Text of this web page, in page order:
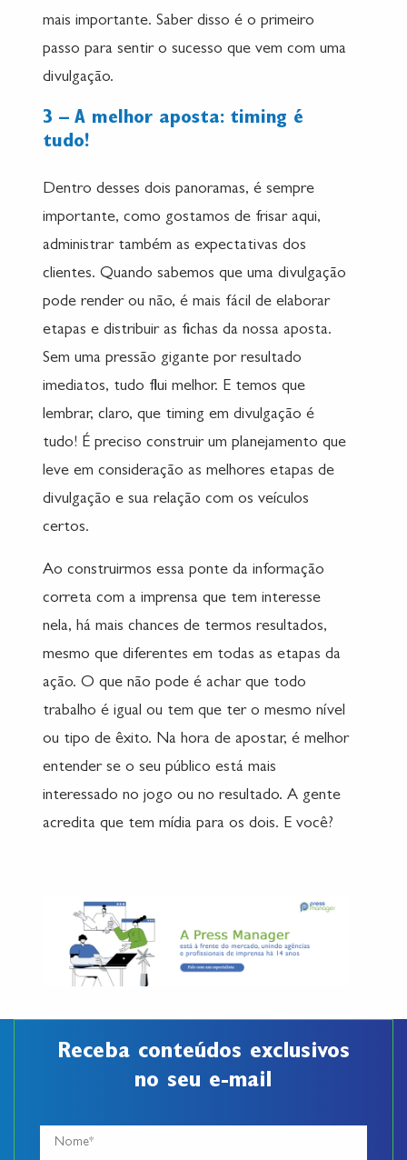
mais importante. Saber disso é o primeiro
passo para sentir o sucesso que vem com uma
divulgação.
3 – A melhor aposta: timing é
tudo!
Dentro desses dois panoramas, é sempre
importante, como gostamos de frisar aqui,
administrar também as expectativas dos
clientes. Quando sabemos que uma divulgação
pode render ou não, é mais fácil de elaborar
etapas e distribuir as fichas da nossa aposta.
Sem uma pressão gigante por resultado
imediatos, tudo flui melhor. E temos que
lembrar, claro, que timing em divulgação é
tudo! É preciso construir um planejamento que
leve em consideração as melhores etapas de
divulgação e sua relação com os veículos
certos.
Ao construirmos essa ponte da informação
correta com a imprensa que tem interesse
nela, há mais chances de termos resultados,
mesmo que diferentes em todas as etapas da
ação. O que não pode é achar que todo
trabalho é igual ou tem que ter o mesmo nível
ou tipo de êxito. Na hora de apostar, é melhor
entender se o seu público está mais
interessado no jogo ou no resultado. A gente
acredita que tem mídia para os dois. E você?
Receba conteúdos exclusivos
no seu e-mail